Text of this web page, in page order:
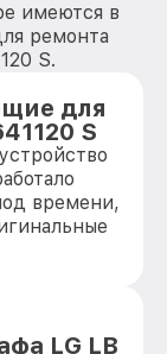
имеются в
ремонта
S.
для
S
времени,
LG LB